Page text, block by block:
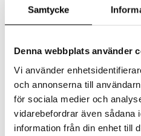
Samtycke
Denna webbplats använder
Vi använder
och annonserna till
för sociala medier och
vidarebefordrar även sådana
information från din enhet till
Lisenssivapaa: kyllä.
Kantama: jopa 2 metriä.
Tilavuus: 45 ml.
Korkeus: 80 mm.
Leveys: 34 mm.
Ympärysmitta: 115 mm.
Tuotenumero